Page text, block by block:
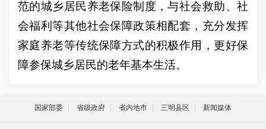
范的城乡居民养老保险制度，与社会救助、社
会福利等其他社会保障政策相配套，充分发挥
家庭养老等传统保障方式的积极作用，更好保
障参保城乡居民的老年基本生活。
国家部委 省级政府 省内地市 三明县区 新闻媒体